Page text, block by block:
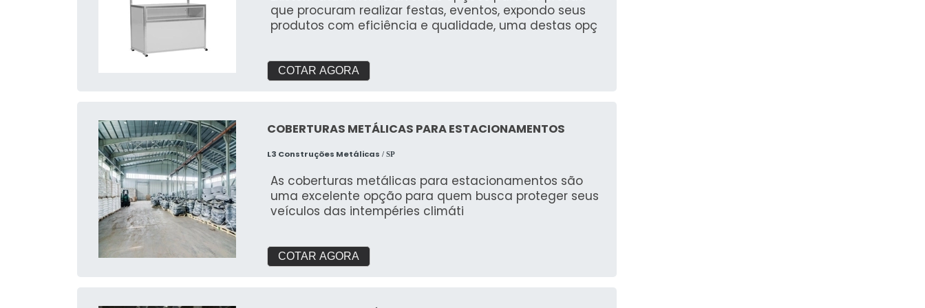
uma solução criativa e de alto impacto!
elemento decorativo. Destaque sua marca e crie uma
experiência memorável para o público com portais
infláveis que combinam funcionalidade e impacto
seu evento!
que procuram realizar festas, eventos, expondo seus
produtos com eficiência e qualidade, uma destas opç
COTAR AGORA
COBERTURAS METÁLICAS PARA ESTACIONAMENTOS
L3 Construções Metálicas / SP
As coberturas metálicas para estacionamentos são
uma excelente opção para quem busca proteger seus
veículos das intempéries climáti
COTAR AGORA